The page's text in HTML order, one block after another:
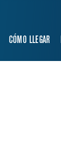
CÓMO LLEGAR